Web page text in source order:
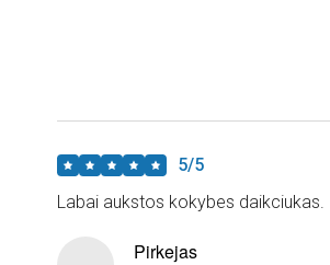
5/5
Labai aukstos kokybes daikciukas.
Pirkejas